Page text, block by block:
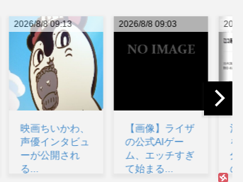
2026/8/8 09:03
【画像】ライザ
の公式AIゲー
ム、エッチすぎ
2026/8/8 08:11
江口寿史が炎上
を経て語る「自
分の絵ごと、こ
のジャンルはそ